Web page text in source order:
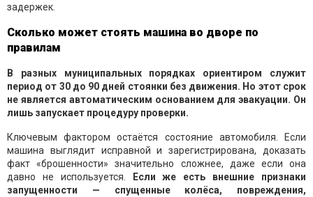
задержек.
Сколько может стоять машина во дворе по
правилам
В разных муниципальных порядках ориентиром служит
период от 30 до 90 дней стоянки без движения. Но этот срок
не является автоматическим основанием для эвакуации. Он
лишь запускает процедуру проверки.
Ключевым фактором остаётся состояние автомобиля. Если
машина выглядит исправной и зарегистрирована, доказать
факт «брошенности» значительно сложнее, даже если она
давно не используется.
Если же есть внешние признаки
запущенности — спущенные колёса, повреждения,